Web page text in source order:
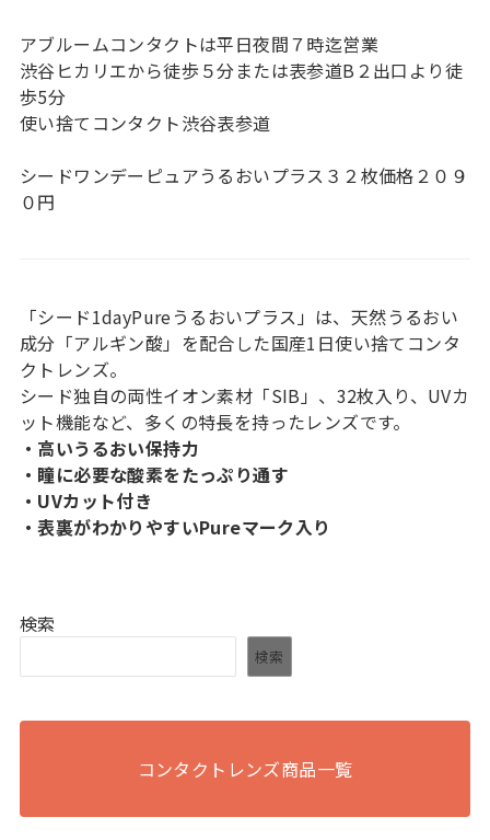
アブルームコンタクトは平日夜間７時迄営業
渋谷ヒカリエから徒歩５分または表参道B２出口より徒
歩5分
使い捨てコンタクト渋谷表参道
シードワンデーピュアうるおいプラス３２枚価格２０９
０円
「シード1dayPureうるおいプラス」は、天然うるおい
成分「アルギン酸」を配合した国産1日使い捨てコンタ
クトレンズ。
シード独自の両性イオン素材「SIB」、32枚入り、UVカ
ット機能など、多くの特長を持ったレンズです。
・高いうるおい保持力
・瞳に必要な酸素をたっぷり通す
・UVカット付き
・表裏がわかりやすいPureマーク入り
検索
検索
コンタクトレンズ商品一覧